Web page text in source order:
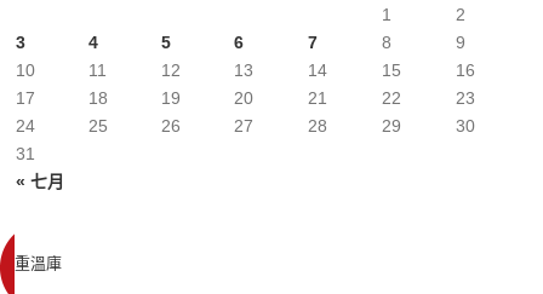
« 七月
1
2
3
4 5 6 7 8
9
10
11 12 13 14 15
16
17
18 19 20 21 22
23
24
25 26 27 28 29
30
31
重溫庫